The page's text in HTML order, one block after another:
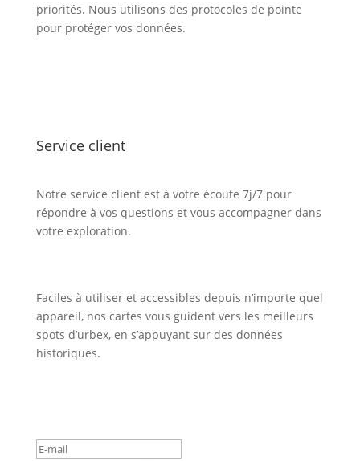
priorités. Nous utilisons des protocoles de pointe
pour protéger vos données.
Service client
Notre service client est à votre écoute 7j/7 pour
répondre à vos questions et vous accompagner dans
votre exploration.
Faciles à utiliser et accessibles depuis n’importe quel
appareil, nos cartes vous guident vers les meilleurs
spots d’urbex, en s’appuyant sur des données
historiques.